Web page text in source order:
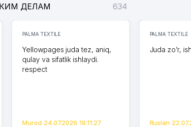
ДЕЛАМ 634
PALMA TEXTILE
Yellowpages juda tez, aniq,
qulay va sifatlik ishlaydi.
respect
Murod 24.07.2026 19:11:27
PALMA TEXTILE
Juda zo’r,
Ruslan